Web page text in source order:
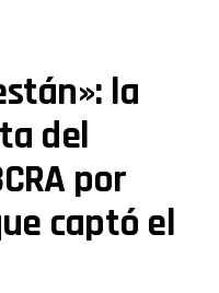
la
del
por
captó el